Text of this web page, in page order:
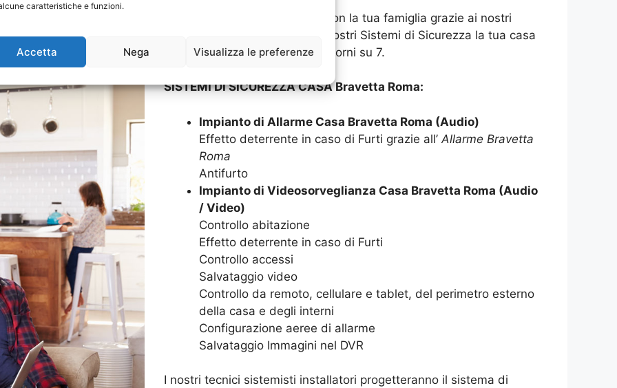
caratteristiche e funzioni.
Accetta Nega Visualizza le preferenze
Goditi in serenità la tua casa con la tua famiglia grazie ai nostri
Impianti di Allarme. Grazie ai nostri Sistemi di Sicurezza la tua casa
sarà protetta 24 ore su 24, 7 giorni su 7.
SISTEMI DI SICUREZZA CASA Bravetta Roma:
Impianto di Allarme Casa Bravetta Roma (Audio)
Effetto deterrente in caso di Furti grazie all’Allarme Bravetta
Roma
Antifurto
Impianto di Videosorveglianza Casa Bravetta Roma (Audio
/ Video)
Controllo abitazione
Effetto deterrente in caso di Furti
Controllo accessi
Salvataggio video
Controllo da remoto, cellulare e tablet, del perimetro esterno
della casa e degli interni
Configurazione aeree di allarme
Salvataggio Immagini nel DVR
I nostri tecnici sistemisti installatori progetteranno il sistema di